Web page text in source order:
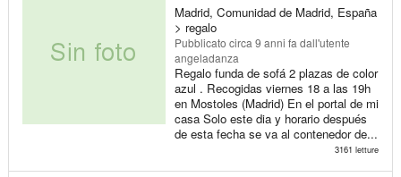
Madrid, Comunidad de Madrid, España
> regalo
Pubblicato circa 9 anni fa dall'utente
angeladanza
Regalo funda de sofá 2 plazas de color
azul . Recogidas viernes 18 a las 19h
en Mostoles (Madrid) En el portal de mi
casa Solo este dia y horario después
de esta fecha se va al contenedor de...
3161 letture